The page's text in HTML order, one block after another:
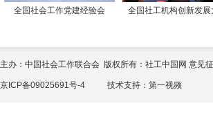
全国社会工作党建经验会 全国社工机构创新发展
主办：中国社会工作联合会 版权所有：社工中国网 意
京ICP备09025691号-4 技术支持： 第一视频